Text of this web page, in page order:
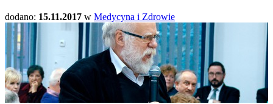
dodano: 15.11.2017 w Medycyna i Zdrowie